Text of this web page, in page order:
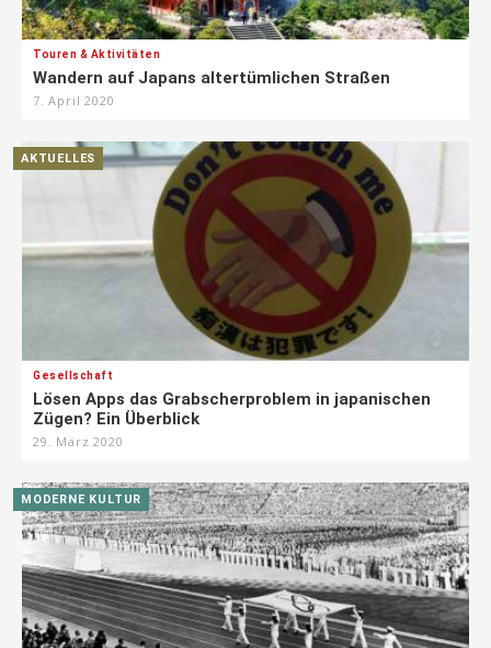
Touren & Aktivitäten
Wandern auf Japans altertümlichen Straßen
7. April 2020
AKTUELLES
Gesellschaft
Lösen Apps das Grabscherproblem in japanischen
Zügen? Ein Überblick
29. März 2020
MODERNE KULTUR